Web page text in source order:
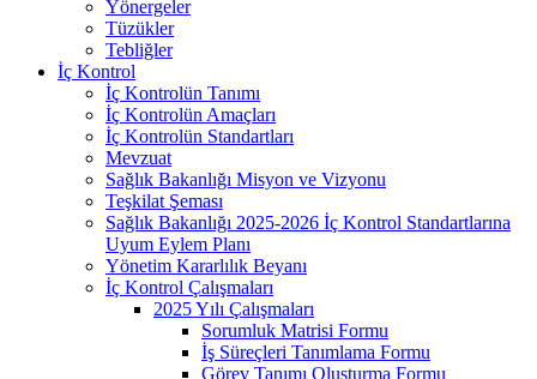
Yönergeler
Tüzükler
Tebliğler
İç Kontrol
İç Kontrolün Tanımı
İç Kontrolün Amaçları
İç Kontrolün Standartları
Mevzuat
Sağlık Bakanlığı Misyon ve Vizyonu
Teşkilat Şeması
Sağlık Bakanlığı 2025-2026 İç Kontrol Standartlarına
Uyum Eylem Planı
Yönetim Kararlılık Beyanı
İç Kontrol Çalışmaları
2025 Yılı Çalışmaları
Sorumluk Matrisi Formu
İş Süreçleri Tanımlama Formu
Görev Tanımı Oluşturma Formu